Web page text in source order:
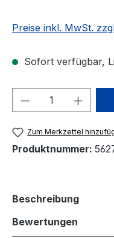
Preise inkl. MwSt.
Sofort verfügbar,
Produkt
Zum Merkzettel
Produktnummer:
Beschreibung
Bewertungen